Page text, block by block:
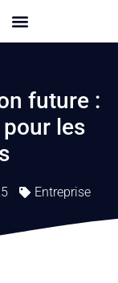
future :
les
Entreprise